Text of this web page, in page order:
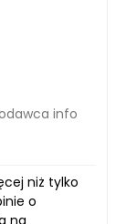
info
niż tylko
o
na